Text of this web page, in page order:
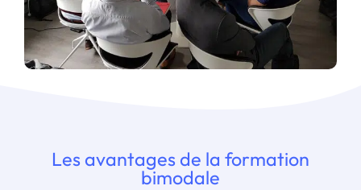
Les avantages de la formation
bimodale